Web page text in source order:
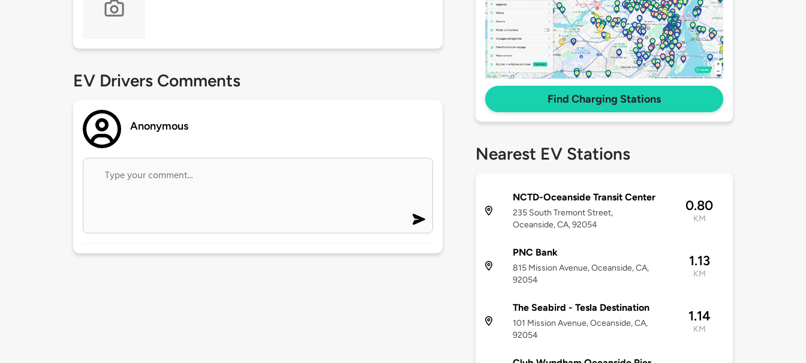
EV Drivers Comments
Anonymous
Find Charging Stations
Nearest EV Stations
NCTD-Oceanside Transit Center
235 South Tremont Street,
Oceanside, CA, 92054
0.80
KM
PNC Bank
815 Mission Avenue, Oceanside, CA,
92054
1.13
KM
The Seabird - Tesla Destination
101 Mission Avenue, Oceanside, CA,
92054
1.14
KM